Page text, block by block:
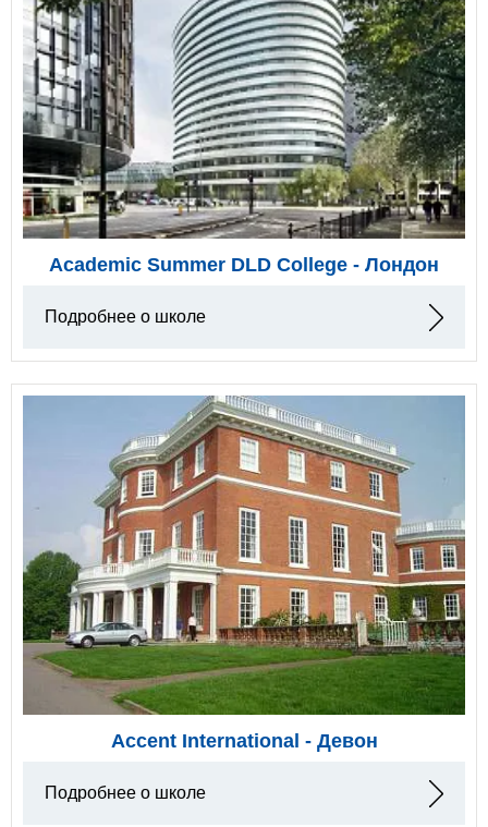
Academic Summer DLD College - Лондон
Подробнее о школе
Accent International - Девон
Подробнее о школе